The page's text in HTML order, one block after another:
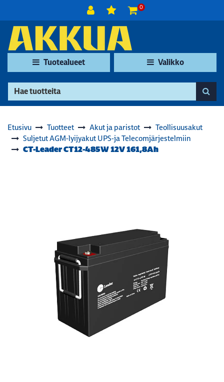
0
Tuotealueet Valikko
Etusivu Tuotteet Akut ja paristot
Teollisuusakut
Suljetut AGM-lyijyakut UPS-ja Telecomjärjestelmiin
CT-Leader CT12-485W 12V 161,8Ah